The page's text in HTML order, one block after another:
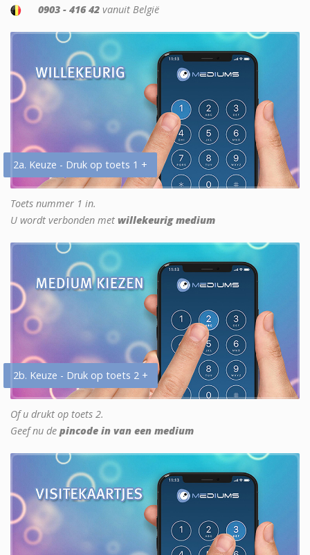
0903 - 416 42 vanuit België
2a. Keuze - Druk op toets 1 +
Toets nummer 1 in.
U wordt verbonden met willekeurig medium
2b. Keuze - Druk op toets 2 +
Of u drukt op toets 2.
Geef nu de pincode in van een medium